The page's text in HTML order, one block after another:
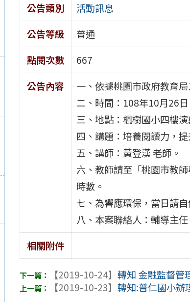
公告類別
活動訊息
公告等級
普通
點閱次數
667
公告內容
一、依據桃園市政府教育
二、時間：108年10月26
三、地點：楓樹國小四樓演
四、講題：培養閱讀力，
五、講師：黃登漢 老師。
六、教師請至「桃園市教
時數。
七、為響應環保，當日請自
八、本案聯絡人：輔導主
相關附件
【2019-10-24】轉知 金融監督管
【2019-10-23】轉知:普仁國小辦